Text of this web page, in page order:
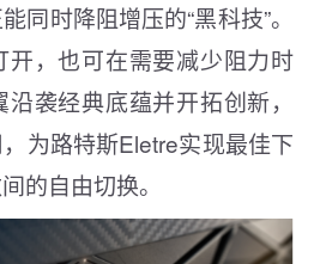
同时降阻增压的“黑科技”。
开，也可在需要减少阻力时
袭经典底蕴并开拓创新，
为路特斯Eletre实现最佳下
的自由切换。